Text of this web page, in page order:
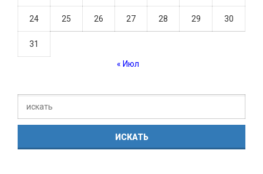
24 25 26 27 28 29 30
31
« Июл